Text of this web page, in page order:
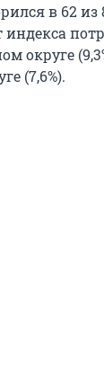
в 62 из
округе
(7,6%).